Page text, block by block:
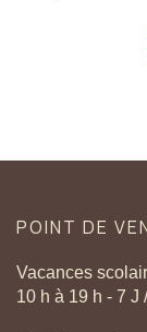
POINT DE
Vacances
10 h à 19 h - 7 J